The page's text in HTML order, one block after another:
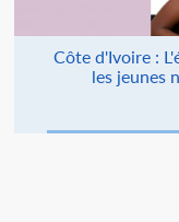
Côte d'Ivoire :
les jeunes